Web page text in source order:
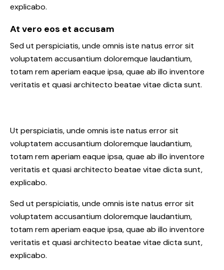
explicabo.
At vero eos et accusam
Sed ut perspiciatis, unde omnis iste natus error sit
voluptatem accusantium doloremque laudantium,
totam rem aperiam eaque ipsa, quae ab illo inventore
veritatis et quasi architecto beatae vitae dicta sunt.
Ut perspiciatis, unde omnis iste natus error sit
voluptatem accusantium doloremque laudantium,
totam rem aperiam eaque ipsa, quae ab illo inventore
veritatis et quasi architecto beatae vitae dicta sunt,
explicabo.
Sed ut perspiciatis, unde omnis iste natus error sit
voluptatem accusantium doloremque laudantium,
totam rem aperiam eaque ipsa, quae ab illo inventore
veritatis et quasi architecto beatae vitae dicta sunt,
explicabo.